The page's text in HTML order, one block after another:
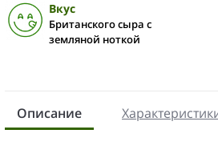
Вкус
Британского сыра с
земляной ноткой
Описание